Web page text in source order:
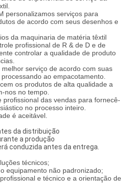
personalizamos serviços para
de acordo com seus desenhos e
da maquinaria de matéria têxtil
profissional de R & de D e de
controlar a qualidade de produto
serviço de acordo com suas
ao empacotamento.
os produtos de alta qualidade a
nos no tempo.
profissional das vendas para fornecê-
no processo inteiro.
é aceitável.
da distribuição
a produção
conduzida antes da entrega.
técnicos;
equipamento não padronizado;
e técnico e a orientação de